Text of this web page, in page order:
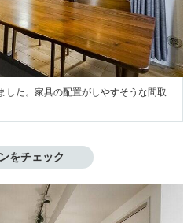
した。家具の配置がしやすそうな間取
をチェック